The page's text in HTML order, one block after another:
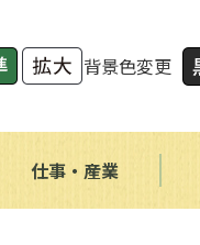
背景色変更
仕事・産業